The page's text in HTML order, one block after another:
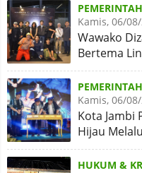
Kamis, 06/
Wawako
Bertema
Kota Hijau
Kamis, 06/
Kota Jambi
Hijau
GCMC 2026
HUKUM &